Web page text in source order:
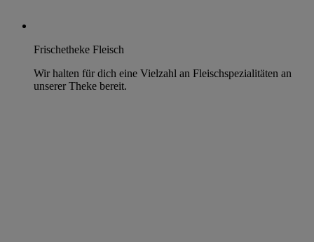
Frischetheke Fleisch
Wir halten für dich eine Vielzahl an Fleischspezialitäten an
unserer Theke bereit.